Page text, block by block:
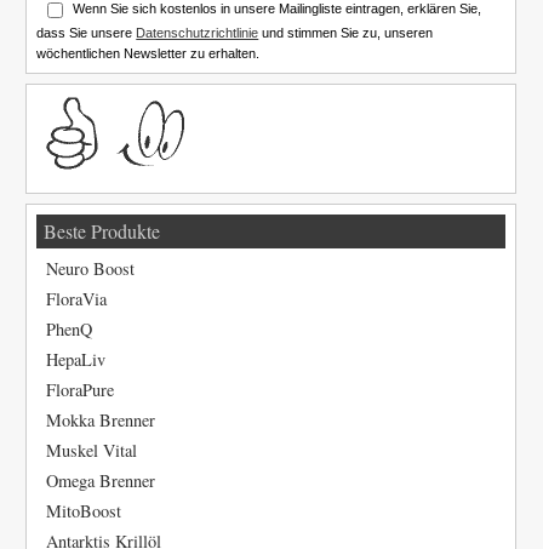
Wenn Sie sich kostenlos in unsere Mailingliste eintragen, erklären Sie,
dass Sie unsere Datenschutzrichtlinie und stimmen Sie zu, unseren
wöchentlichen Newsletter zu erhalten.
Beste Produkte
Neuro Boost
FloraVia
PhenQ
HepaLiv
FloraPure
Mokka Brenner
Muskel Vital
Omega Brenner
MitoBoost
Antarktis Krillöl